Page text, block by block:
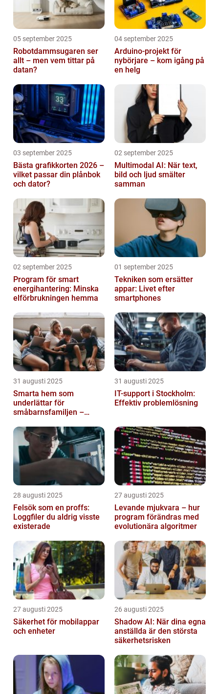
05 september 2025
Robotdammsugaren ser
allt – men vem tittar på
datan?
04 september 2025
Arduino-projekt för
nybörjare – kom igång på
en helg
03 september 2025
Bästa grafikkorten 2026 –
vilket passar din plånbok
och dator?
02 september 2025
Multimodal AI: När text,
bild och ljud smälter
samman
02 september 2025
Program för smart
energihantering: Minska
elförbrukningen hemma
01 september 2025
Tekniken som ersätter
appar: Livet efter
smartphones
31 augusti 2025
Smarta hem som
underlättar för
småbarnsfamiljen –
barnens dagliga rutiner
31 augusti 2025
IT-support i Stockholm:
Effektiv problemlösning
28 augusti 2025
Felsök som en proffs:
Loggfiler du aldrig visste
existerade
27 augusti 2025
Levande mjukvara – hur
program förändras med
evolutionära algoritmer
27 augusti 2025
Säkerhet för mobilappar
och enheter
26 augusti 2025
Shadow AI: När dina egna
anställda är den största
säkerhetsrisken